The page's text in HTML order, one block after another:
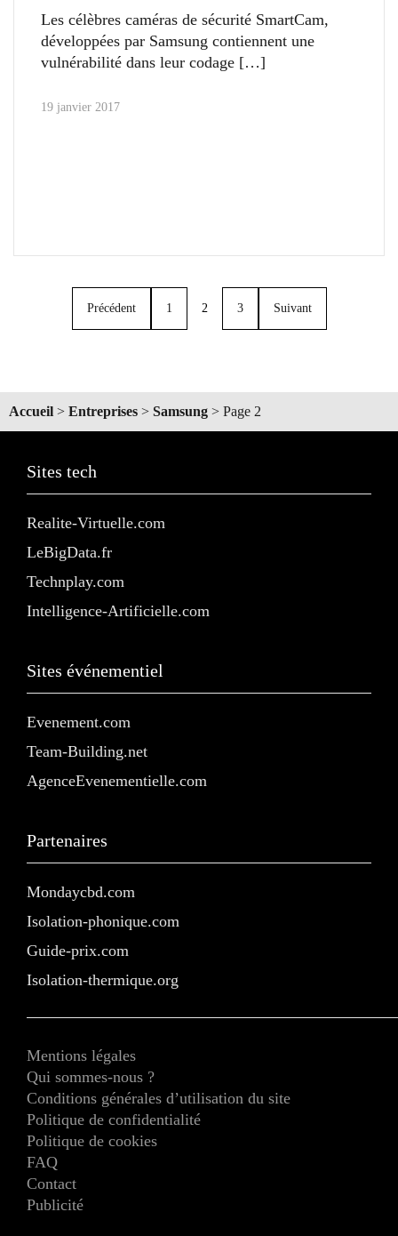
Les célèbres caméras de sécurité SmartCam,
développées par Samsung contiennent une
vulnérabilité dans leur codage
19 janvier 2017
Précédent 1 2 3 Suivant
Accueil > Entreprises > Samsung > Page 2
Sites tech
Realite-Virtuelle.com
LeBigData.fr
Technplay.com
Intelligence-Artificielle.com
Sites événementiel
Evenement.com
Team-Building.net
AgenceEvenementielle.com
Partenaires
Mondaycbd.com
Isolation-phonique.com
Guide-prix.com
Isolation-thermique.org
Mentions légales
Qui sommes-nous ?
Conditions générales d’utilisation du site
Politique de confidentialité
Politique de cookies
FAQ
Contact
Publicité